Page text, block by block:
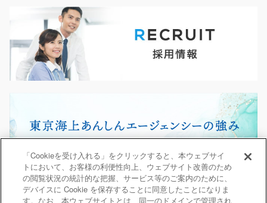
「Cookieを受け入れる」をクリックすると、本ウェブサイ
トにおいて、お客様の利便性向上、ウェブサイト改善のため
の閲覧状況の統計的な把握、サービス等のご案内のために、
デバイスに Cookie を保存することに同意したことになりま
す。なお、本ウェブサイトとは、同一のドメインで管理され